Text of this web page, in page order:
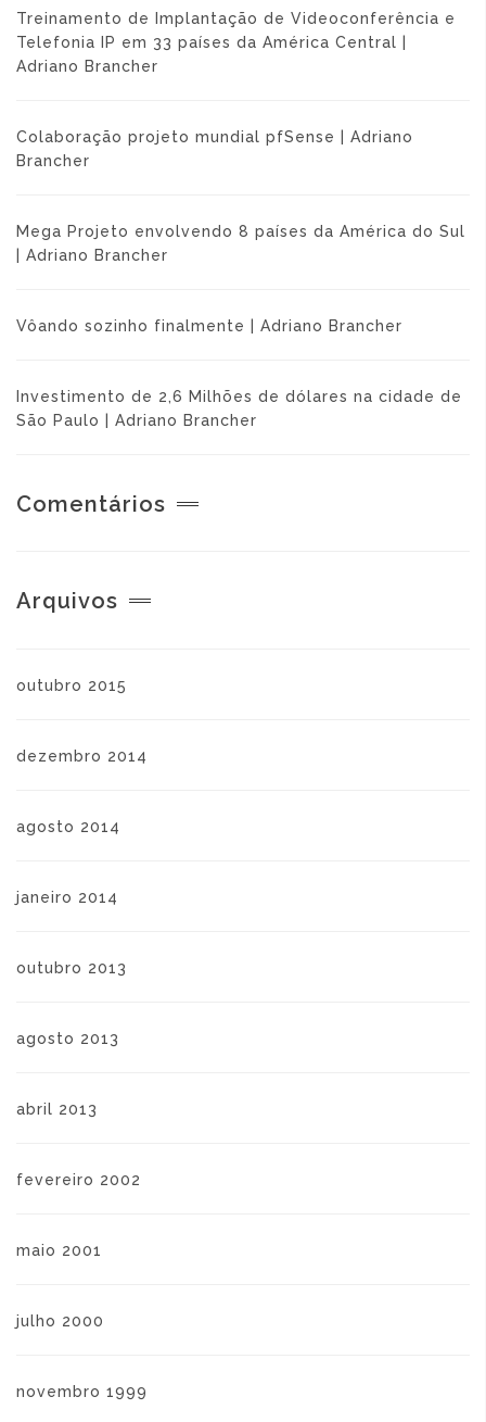
Treinamento de Implantação de Videoconferência e
Telefonia IP em 33 países da América Central |
Adriano Brancher
Colaboração projeto mundial pfSense | Adriano
Brancher
Mega Projeto envolvendo 8 países da América do Sul
| Adriano Brancher
Vôando sozinho finalmente | Adriano Brancher
Investimento de 2,6 Milhões de dólares na cidade de
São Paulo | Adriano Brancher
Comentários
Arquivos
outubro 2015
dezembro 2014
agosto 2014
janeiro 2014
outubro 2013
agosto 2013
abril 2013
fevereiro 2002
maio 2001
julho 2000
novembro 1999